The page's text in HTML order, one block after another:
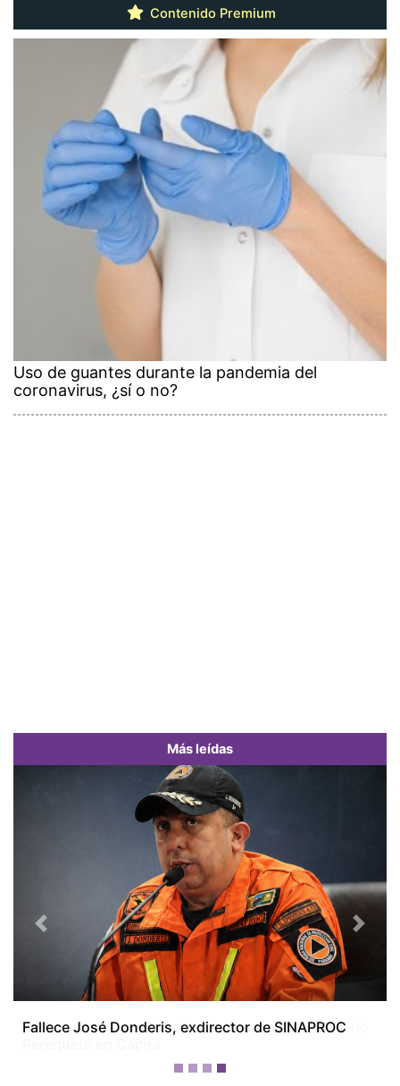
Contenido Premium
Uso de guantes durante la pandemia del
coronavirus, ¿sí o no?
Más leídas
Avanza construcción del nuevo puente sobre el río
Previous Next